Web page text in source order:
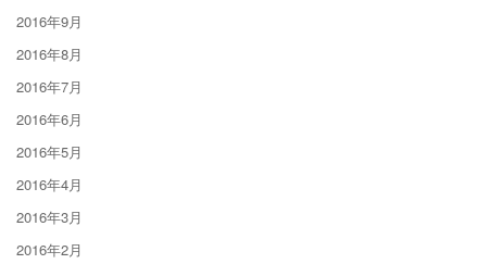
2016年9月
2016年8月
2016年7月
2016年6月
2016年5月
2016年4月
2016年3月
2016年2月